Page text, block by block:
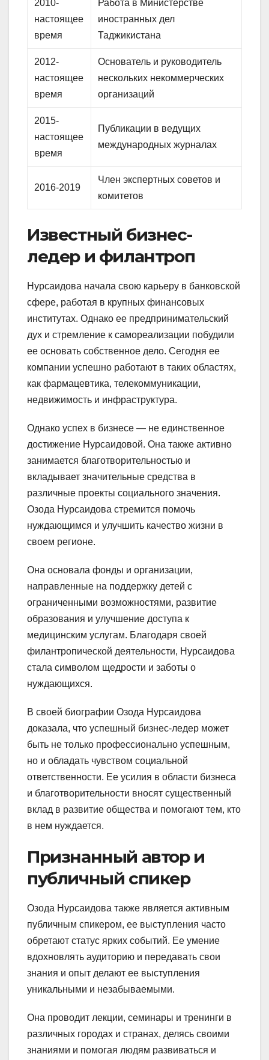
2010-
настоящее
время
Работа в Министерстве
иностранных дел
Таджикистана
2012-
настоящее
время
Основатель и руководитель
нескольких некоммерческих
организаций
2015-
настоящее
время
Публикации в ведущих
международных журналах
2016-2019
Член экспертных советов и
комитетов
Известный бизнес-
ледер и филантроп
Нурсаидова начала свою карьеру в банковской
сфере, работая в крупных финансовых
институтах. Однако ее предпринимательский
дух и стремление к самореализации побудили
ее основать собственное дело. Сегодня ее
компании успешно работают в таких областях,
как фармацевтика, телекоммуникации,
недвижимость и инфраструктура.
Однако успех в бизнесе — не единственное
достижение Нурсаидовой. Она также активно
занимается благотворительностью и
вкладывает значительные средства в
различные проекты социального значения.
Озода Нурсаидова стремится помочь
нуждающимся и улучшить качество жизни в
своем регионе.
Она основала фонды и организации,
направленные на поддержку детей с
ограниченными возможностями, развитие
образования и улучшение доступа к
медицинским услугам. Благодаря своей
филантропической деятельности, Нурсаидова
стала символом щедрости и заботы о
нуждающихся.
В своей биографии Озода Нурсаидова
доказала, что успешный бизнес-ледер может
быть не только профессионально успешным,
но и обладать чувством социальной
ответственности. Ее усилия в области бизнеса
и благотворительности вносят существенный
вклад в развитие общества и помогают тем, кто
в нем нуждается.
Признанный автор и
публичный спикер
Озода Нурсаидова также является активным
публичным спикером, ее выступления часто
обретают статус ярких событий. Ее умение
вдохновлять аудиторию и передавать свои
знания и опыт делают ее выступления
уникальными и незабываемыми.
Она проводит лекции, семинары и тренинги в
различных городах и странах, делясь своими
знаниями и помогая людям развиваться и